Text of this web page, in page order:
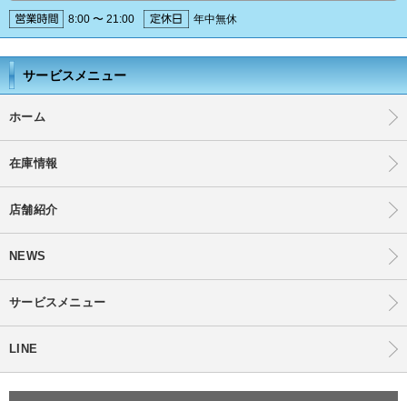
8:00 〜 21:00 年中無休
サービスメニュー
ホーム
在庫情報
店舗紹介
NEWS
サービスメニュー
LINE